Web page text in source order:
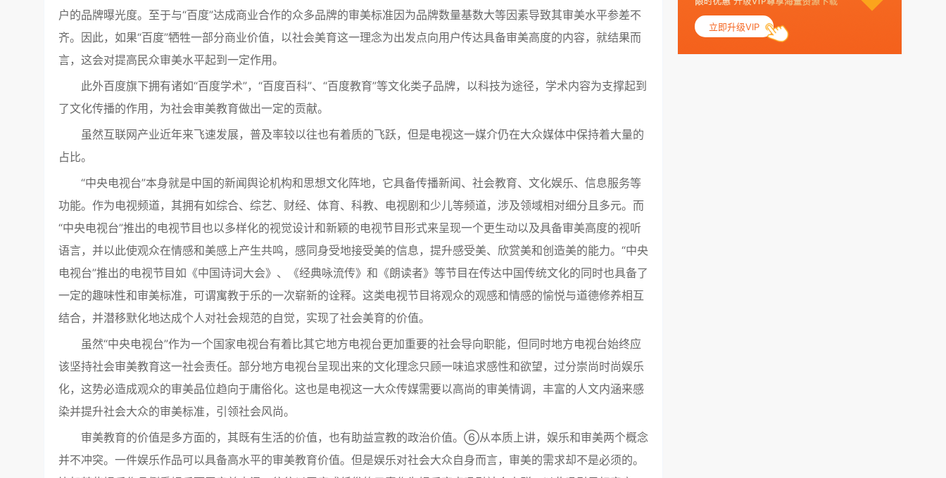
户的品牌曝光度。至于与“百度”达成商业合作的众多品牌的审美标准因为品牌数量基数大等因素导致其审美水平参差不
齐。因此，如果“百度”牺牲一部分商业价值，以社会美育这一理念为出发点向用户传达具备审美高度的内容，就结果而
言，这会对提高民众审美水平起到一定作用。
此外百度旗下拥有诸如“百度学术”，“百度百科”、“百度教育”等文化类子品牌，以科技为途径，学术内容为支撑起到
了文化传播的作用，为社会审美教育做出一定的贡献。
虽然互联网产业近年来飞速发展，普及率较以往也有着质的飞跃，但是电视这一媒介仍在大众媒体中保持着大量的
占比。
“中央电视台”本身就是中国的新闻舆论机构和思想文化阵地，它具备传播新闻、社会教育、文化娱乐、信息服务等
功能。作为电视频道，其拥有如综合、综艺、财经、体育、科教、电视剧和少儿等频道，涉及领域相对细分且多元。而
“中央电视台”推出的电视节目也以多样化的视觉设计和新颖的电视节目形式来呈现一个更生动以及具备审美高度的视听
语言，并以此使观众在情感和美感上产生共鸣，感同身受地接受美的信息，提升感受美、欣赏美和创造美的能力。“中央
电视台”推出的电视节目如《中国诗词大会》、《经典咏流传》和《朗读者》等节目在传达中国传统文化的同时也具备了
一定的趣味性和审美标准，可谓寓教于乐的一次崭新的诠释。这类电视节目将观众的观感和情感的愉悦与道德修养相互
结合，并潜移默化地达成个人对社会规范的自觉，实现了社会美育的价值。
虽然“中央电视台”作为一个国家电视台有着比其它地方电视台更加重要的社会导向职能，但同时地方电视台始终应
该坚持社会审美教育这一社会责任。部分地方电视台呈现出来的文化理念只顾一味追求感性和欲望，过分崇尚时尚娱乐
化，这势必造成观众的审美品位趋向于庸俗化。这也是电视这一大众传媒需要以高尚的审美情调，丰富的人文内涵来感
染并提升社会大众的审美标准，引领社会风尚。
审美教育的价值是多方面的，其既有生活的价值，也有助益宣教的政治价值。⑥从本质上讲，娱乐和审美两个概念
并不冲突。一件娱乐作品可以具备高水平的审美教育价值。但是娱乐对社会大众自身而言，审美的需求却不是必须的。
立即升级VIP